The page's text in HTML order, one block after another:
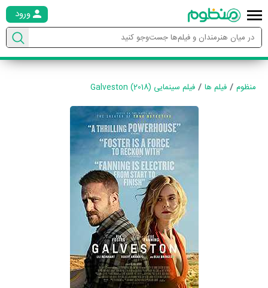
ورود
منظوم فیلم ها فیلم سینمایی Galveston (2018)